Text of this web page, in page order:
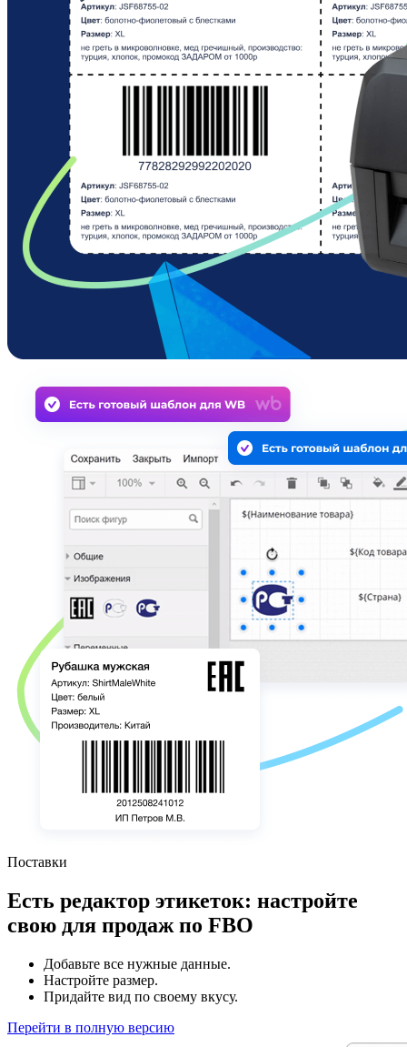
Поставки
Есть редактор этикеток: настройте
свою для продаж по FBO
Добавьте все нужные данные.
Настройте размер.
Придайте вид по своему вкусу.
Перейти в полную версию